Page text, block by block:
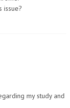
issue?
my study and